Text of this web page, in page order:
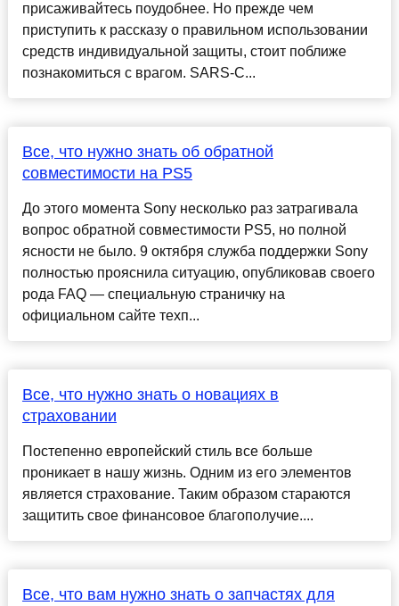
присаживайтесь поудобнее. Но прежде чем
приступить к рассказу о правильном использовании
средств индивидуальной защиты, стоит поближе
познакомиться с врагом. SARS-C...
Все, что нужно знать об обратной
совместимости на PS5
До этого момента Sony несколько раз затрагивала
вопрос обратной совместимости PS5, но полной
ясности не было. 9 октября служба поддержки Sony
полностью прояснила ситуацию, опубликовав своего
рода FAQ — специальную страничку на
официальном сайте техп...
Все, что нужно знать о новациях в
страховании
Постепенно европейский стиль все больше
проникает в нашу жизнь. Одним из его элементов
является страхование. Таким образом стараются
защитить свое финансовое благополучие....
Все, что вам нужно знать о запчастях для